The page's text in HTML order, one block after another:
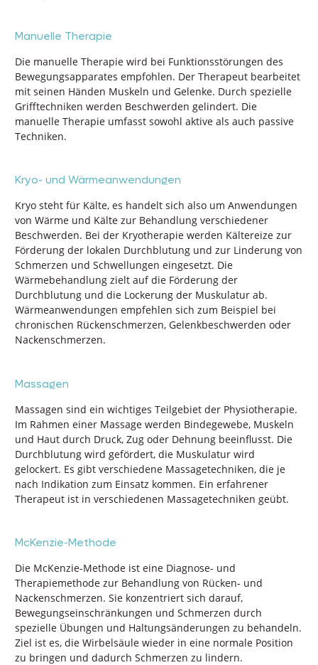
Manuelle Therapie
Die manuelle Therapie wird bei Funktionsstörungen des
Bewegungsapparates empfohlen. Der Therapeut bearbeitet
mit seinen Händen Muskeln und Gelenke. Durch spezielle
Grifftechniken werden Beschwerden gelindert. Die
manuelle Therapie umfasst sowohl aktive als auch passive
Techniken.
Kryo- und Wärmeanwendungen
Kryo steht für Kälte, es handelt sich also um Anwendungen
von Wärme und Kälte zur Behandlung verschiedener
Beschwerden. Bei der Kryotherapie werden Kältereize zur
Förderung der lokalen Durchblutung und zur Linderung von
Schmerzen und Schwellungen eingesetzt. Die
Wärmebehandlung zielt auf die Förderung der
Durchblutung und die Lockerung der Muskulatur ab.
Wärmeanwendungen empfehlen sich zum Beispiel bei
chronischen Rückenschmerzen, Gelenkbeschwerden oder
Nackenschmerzen.
Massagen
Massagen sind ein wichtiges Teilgebiet der Physiotherapie.
Im Rahmen einer Massage werden Bindegewebe, Muskeln
und Haut durch Druck, Zug oder Dehnung beeinflusst. Die
Durchblutung wird gefördert, die Muskulatur wird
gelockert. Es gibt verschiedene Massagetechniken, die je
nach Indikation zum Einsatz kommen. Ein erfahrener
Therapeut ist in verschiedenen Massagetechniken geübt.
McKenzie-Methode
Die McKenzie-Methode ist eine Diagnose- und
Therapiemethode zur Behandlung von Rücken- und
Nackenschmerzen. Sie konzentriert sich darauf,
Bewegungseinschränkungen und Schmerzen durch
spezielle Übungen und Haltungsänderungen zu behandeln.
Ziel ist es, die Wirbelsäule wieder in eine normale Position
zu bringen und dadurch Schmerzen zu lindern.